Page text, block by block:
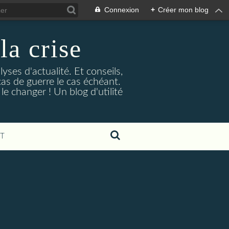
Connexion + Créer mon blog
crise
d'actualité. Et conseils,
de guerre le cas échéant.
changer ! Un blog d'utilité